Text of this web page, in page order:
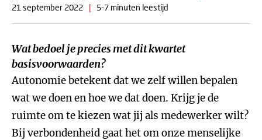
21 september 2022
| 5-7 minuten leestijd
Wat bedoel je precies met dit kwartet
basisvoorwaarden?
Autonomie betekent dat we zelf willen bepalen
wat we doen en hoe we dat doen. Krijg je de
ruimte om te kiezen wat jij als medewerker wilt?
Bij verbondenheid gaat het om onze menselijke